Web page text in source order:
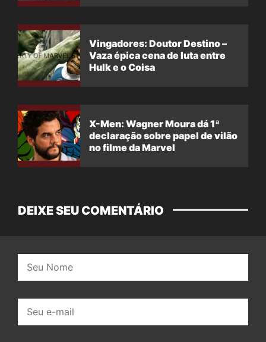
Vingadores: Doutor Destino –
Vaza épica cena de luta entre
Hulk e o Coisa
X-Men: Wagner Moura dá 1ª
declaração sobre papel de vilão
no filme da Marvel
DEIXE SEU COMENTÁRIO
mail: